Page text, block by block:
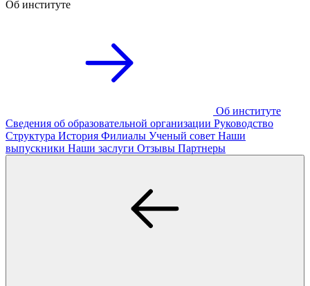
Об институте
Об институте
Сведения об образовательной организации Руководство
Структура История Филиалы Ученый совет Наши
выпускники Наши заслуги Отзывы Партнеры